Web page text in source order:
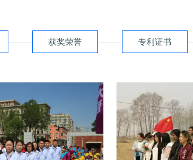
获奖荣誉 专利证书